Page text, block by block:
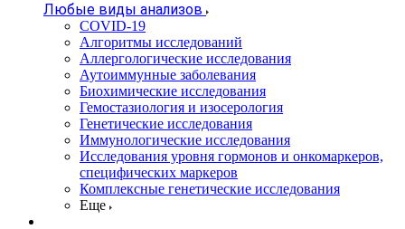
Любые виды анализов
COVID-19
Алгоритмы исследований
Аллергологические исследования
Аутоиммунные заболевания
Биохимические исследования
Гемостазиология и изосерология
Генетические исследования
Иммунологические исследования
Исследования уровня гормонов и онкомаркеров,
специфических маркеров
Комплексные генетические исследования
Еще